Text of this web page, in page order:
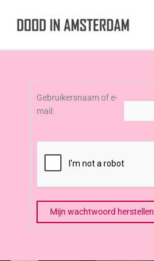
Gebruikersnaam of e-
mail:
Mijn wachtwoord herstellen